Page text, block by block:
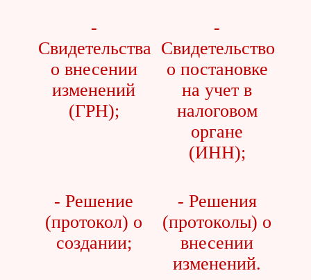
-
Свидетельства
о внесении
изменений
(ГРН);
-
Свидетельство
о постановке
на учет в
налоговом
органе
(ИНН);
- Решение
(протокол) о
создании;
- Решения
(протоколы) о
внесении
изменений.